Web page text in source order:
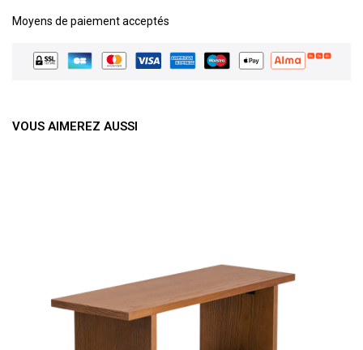
Moyens de paiement acceptés
VOUS AIMEREZ AUSSI